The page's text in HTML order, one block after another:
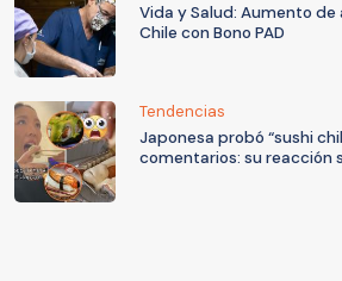
Vida y Salud: Aumento
Chile con Bono PAD
Tendencias
Japonesa probó “sushi
comentarios: su reacción